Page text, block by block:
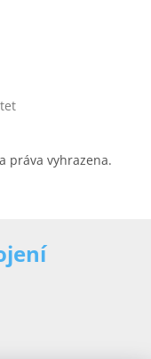
práva vyhrazena.